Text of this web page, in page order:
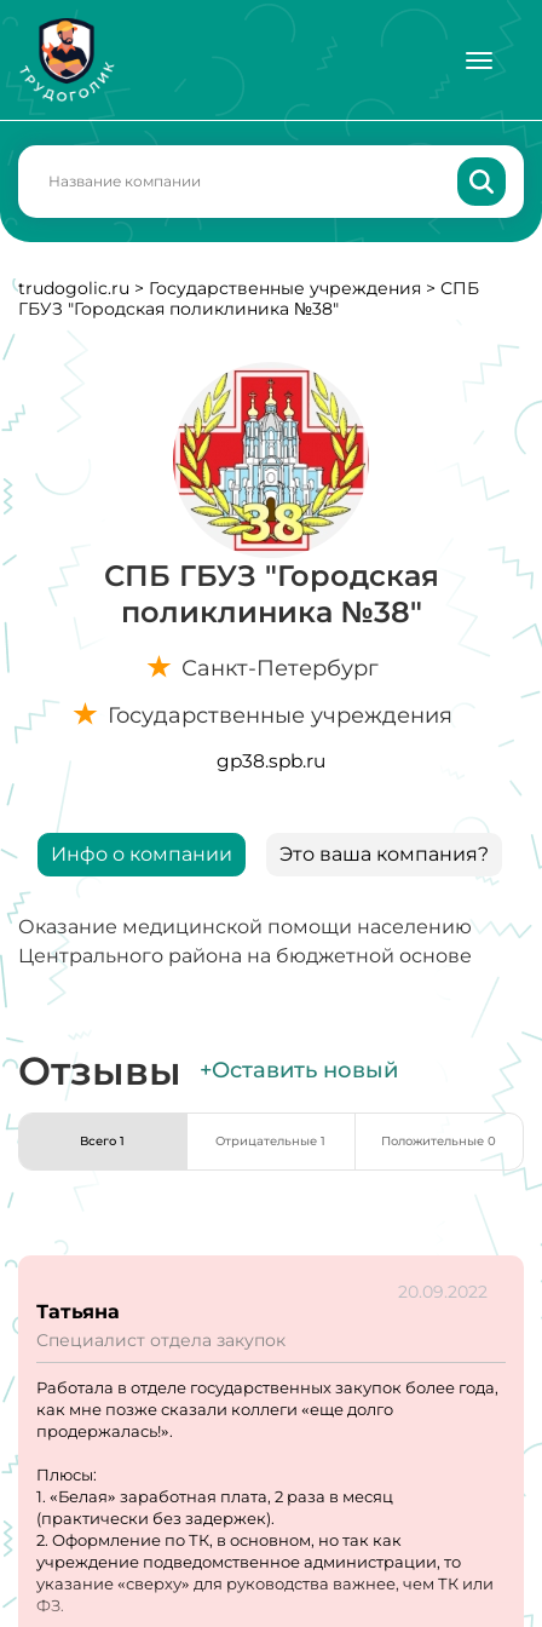
trudogolic.ru > Государственные учреждения > СПБ
ГБУЗ "Городская поликлиника №38"
СПБ ГБУЗ "Городская
поликлиника №38"
Санкт-Петербург
Государственные учреждения
gp38.spb.ru
Инфо о компании Это ваша компания?
Оказание медицинской помощи населению
Центрального района на бюджетной основе
Отзывы +Оставить новый
Всего 1 Отрицательные 1 Положительные 0
20.09.2022
Татьяна
Специалист отдела закупок
Работала в отделе государственных закупок более года,
как мне позже сказали коллеги «еще долго
продержалась!».
Плюсы:
1. «Белая» заработная плата, 2 раза в месяц
(практически без задержек).
2. Оформление по ТК, в основном, но так как
учреждение подведомственное администрации, то
указание «сверху» для руководства важнее, чем ТК или
ФЗ.